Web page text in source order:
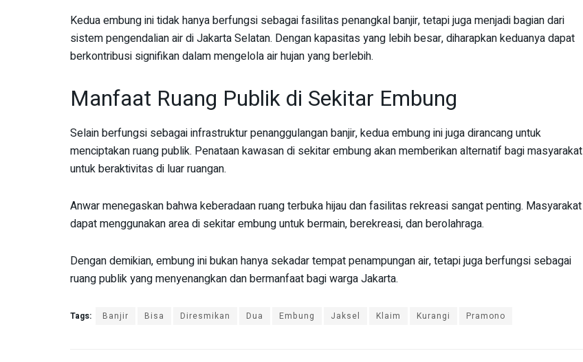
Kedua embung ini tidak hanya berfungsi sebagai fasilitas penangkal banjir, tetapi juga menjadi bagian dari
sistem pengendalian air di Jakarta Selatan. Dengan kapasitas yang lebih besar, diharapkan keduanya dapat
berkontribusi signifikan dalam mengelola air hujan yang berlebih.
Manfaat Ruang Publik di Sekitar Embung
Selain berfungsi sebagai infrastruktur penanggulangan banjir, kedua embung ini juga dirancang untuk
menciptakan ruang publik. Penataan kawasan di sekitar embung akan memberikan alternatif bagi masyarakat
untuk beraktivitas di luar ruangan.
Anwar menegaskan bahwa keberadaan ruang terbuka hijau dan fasilitas rekreasi sangat penting. Masyarakat
dapat menggunakan area di sekitar embung untuk bermain, berekreasi, dan berolahraga.
Dengan demikian, embung ini bukan hanya sekadar tempat penampungan air, tetapi juga berfungsi sebagai
ruang publik yang menyenangkan dan bermanfaat bagi warga Jakarta.
Tags: Banjir Bisa Diresmikan Dua Embung Jaksel Klaim Kurangi Pramono